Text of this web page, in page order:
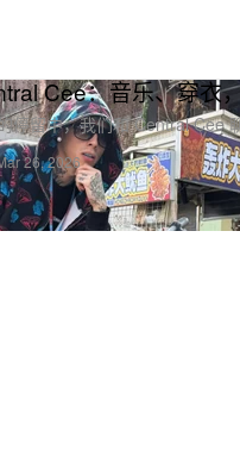
Cee：音乐、穿衣
停留中，我们和 Central Cee
26, 2026